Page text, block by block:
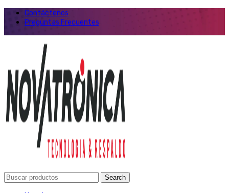
Contáctenos
Preguntas Frecuentes
Search